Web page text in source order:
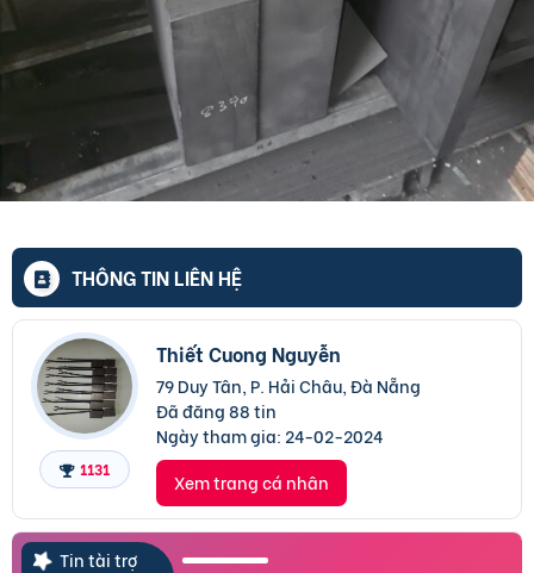
THÔNG TIN LIÊN HỆ
1131
Thiết Cuong Nguyễn
79 Duy Tân, P. Hải Châu, Đà Nẵng
Đã đăng 88 tin
Ngày tham gia: 24-02-2024
Xem trang cá nhân
Tin tài trợ